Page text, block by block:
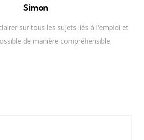
Simon
sur tous les sujets liés à l'emploi et
de manière compréhensible.